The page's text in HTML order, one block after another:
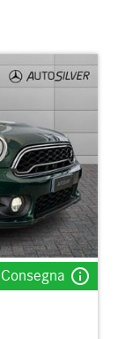
info_outline